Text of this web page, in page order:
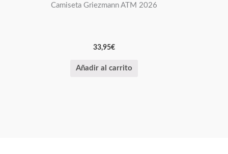
Camiseta Griezmann ATM 2026
33,95€
Añadir al carrito